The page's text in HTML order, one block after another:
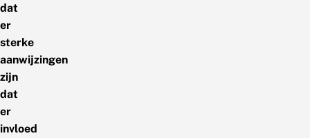
dat
er
sterke
aanwijzingen
zijn
dat
er
invloed